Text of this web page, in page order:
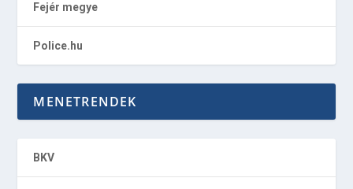
Fejér megye
Police.hu
MENETRENDEK
BKV